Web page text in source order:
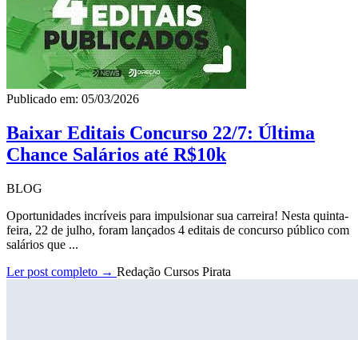
Publicado em: 05/03/2026
Baixar Editais Concurso 22/7: Última
Chance Salários até R$10k
BLOG
Oportunidades incríveis para impulsionar sua carreira! Nesta quinta-
feira, 22 de julho, foram lançados 4 editais de concurso público com
salários que ...
Ler post completo → Redação Cursos Pirata